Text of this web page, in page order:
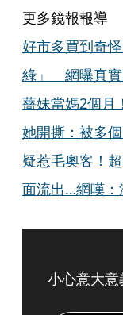
更多鏡報報導
好市多買到奇
綠」 網曝真實
薔妹當媽2個
她開撕：被多
疑惹毛奧客！
面流出…網嘆：
小心意大意